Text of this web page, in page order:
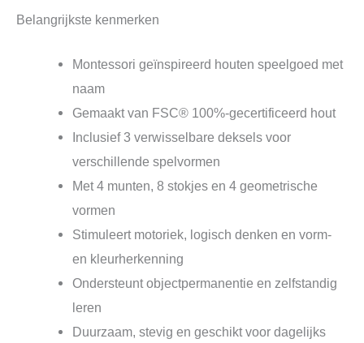
Belangrijkste kenmerken
Montessori geïnspireerd houten speelgoed met
naam
Gemaakt van FSC® 100%‑gecertificeerd hout
Inclusief 3 verwisselbare deksels voor
verschillende spelvormen
Met 4 munten, 8 stokjes en 4 geometrische
vormen
Stimuleert motoriek, logisch denken en vorm‑
en kleurherkenning
Ondersteunt objectpermanentie en zelfstandig
leren
Duurzaam, stevig en geschikt voor dagelijks